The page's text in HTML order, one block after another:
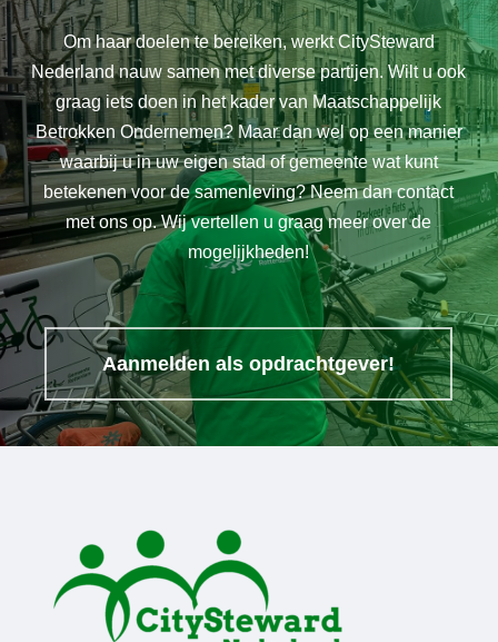
Om haar doelen te bereiken, werkt CitySteward
Nederland nauw samen met diverse partijen. Wilt u ook
graag iets doen in het kader van Maatschappelijk
Betrokken Ondernemen? Maar dan wel op een manier
waarbij u in uw eigen stad of gemeente wat kunt
betekenen voor de samenleving? Neem dan contact
met ons op. Wij vertellen u graag meer over de
mogelijkheden!
Aanmelden als opdrachtgever!